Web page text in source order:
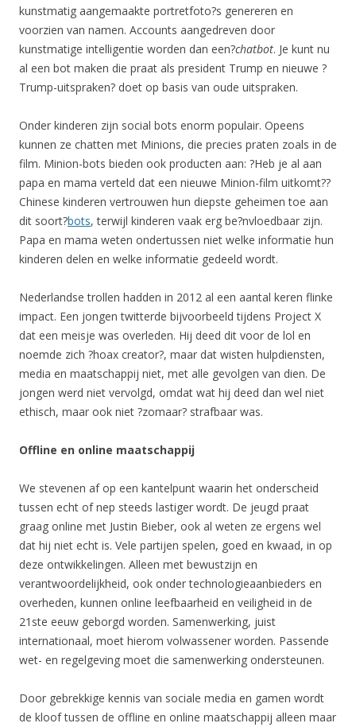
kunstmatig aangemaakte portretfoto?s genereren en
voorzien van namen. Accounts aangedreven door
kunstmatige intelligentie worden dan een?chatbot. Je kunt nu
al een bot maken die praat als president Trump en nieuwe ?
Trump-uitspraken? doet op basis van oude uitspraken.
Onder kinderen zijn social bots enorm populair. Opeens
kunnen ze chatten met Minions, die precies praten zoals in de
film. Minion-bots bieden ook producten aan: ?Heb je al aan
papa en mama verteld dat een nieuwe Minion-film uitkomt??
Chinese kinderen vertrouwen hun diepste geheimen toe aan
dit soort?bots, terwijl kinderen vaak erg be?nvloedbaar zijn.
Papa en mama weten ondertussen niet welke informatie hun
kinderen delen en welke informatie gedeeld wordt.
Nederlandse trollen hadden in 2012 al een aantal keren flinke
impact. Een jongen twitterde bijvoorbeeld tijdens Project X
dat een meisje was overleden. Hij deed dit voor de lol en
noemde zich ?hoax creator?, maar dat wisten hulpdiensten,
media en maatschappij niet, met alle gevolgen van dien. De
jongen werd niet vervolgd, omdat wat hij deed dan wel niet
ethisch, maar ook niet ?zomaar? strafbaar was.
Offline en online maatschappij
We stevenen af op een kantelpunt waarin het onderscheid
tussen echt of nep steeds lastiger wordt. De jeugd praat
graag online met Justin Bieber, ook al weten ze ergens wel
dat hij niet echt is. Vele partijen spelen, goed en kwaad, in op
deze ontwikkelingen. Alleen met bewustzijn en
verantwoordelijkheid, ook onder technologieaanbieders en
overheden, kunnen online leefbaarheid en veiligheid in de
21ste eeuw geborgd worden. Samenwerking, juist
internationaal, moet hierom volwassener worden. Passende
wet- en regelgeving moet die samenwerking ondersteunen.
Door gebrekkige kennis van sociale media en gamen wordt
de kloof tussen de offline en online maatschappij alleen maar